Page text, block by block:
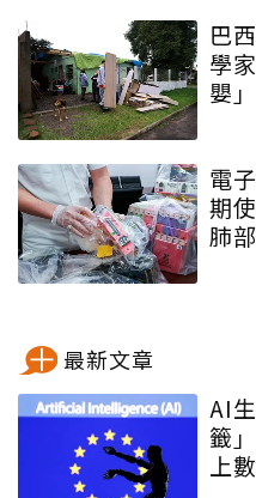
巴
學
嬰
電
期
肺
最新文章
AI
籤
上